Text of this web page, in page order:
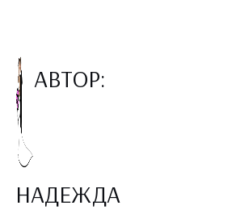
АВТОР:
НАДЕЖДА